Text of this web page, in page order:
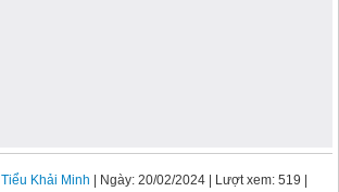
Tiểu Khải Minh | Ngày: 20/02/2024 | Lượt xem: 519